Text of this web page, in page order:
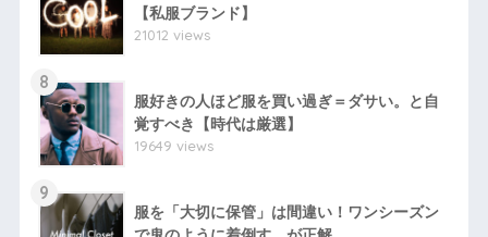
【私服ブランド】
21012 views
8
服好きの人ほど服を買い過ぎ＝ダサい。と自
覚すべき【時代は厳選】
19649 views
9
服を「大切に保管」は間違い！ワンシーズン